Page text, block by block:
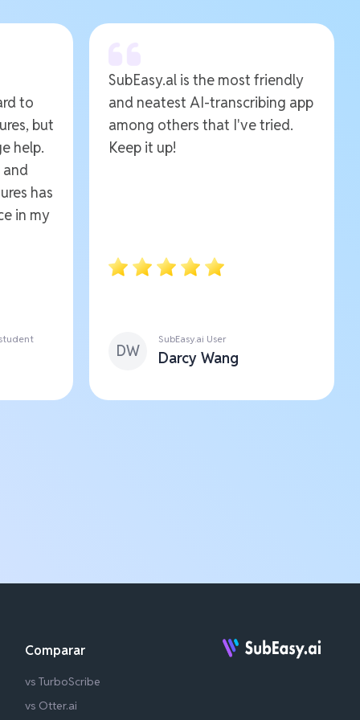
to
but
help.
has
in my
SubEasy.al is the most friendly
and neatest AI-transcribing app
among others that I've tried.
Keep it up!
DW
SubEasy.ai User
Darcy Wang
Comparar
vs TurboScribe
vs Otter.ai